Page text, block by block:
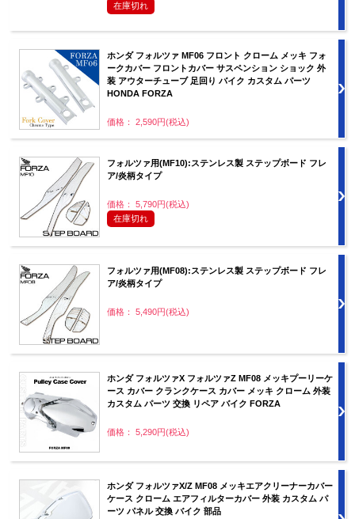
在庫切れ
ホンダ フォルツァ MF06 フロント クローム メッキ フォ
ークカバー フロントカバー サスペンション ショック 外
装 アウターチューブ 足回り バイク カスタム パーツ
HONDA FORZA
価格： 2,590円(税込)
フォルツァ用(MF10):ステンレス製 ステップボード フレ
ア/炎柄タイプ
価格： 5,790円(税込)
在庫切れ
フォルツァ用(MF08):ステンレス製 ステップボード フレ
ア/炎柄タイプ
価格： 5,490円(税込)
ホンダ フォルツァX フォルツァZ MF08 メッキプーリーケ
ース カバー クランクケース カバー メッキ クローム 外装
カスタム パーツ 交換 リペア バイク FORZA
価格： 5,290円(税込)
ホンダ フォルツァX/Z MF08 メッキエアクリーナーカバー
ケース クローム エアフィルターカバー 外装 カスタム パ
ーツ パネル 交換 バイク 部品